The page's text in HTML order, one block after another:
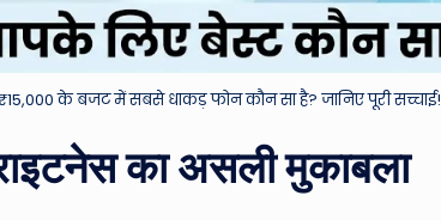
के बजट में सबसे धाकड़ फोन कौन सा है? जानिए पूरी सच्चाई!
का असली मुकाबला